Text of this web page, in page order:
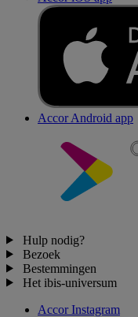
Accor Android app
Hulp nodig?
Bezoek
Bestemmingen
Het ibis-universum
Accor Instagram